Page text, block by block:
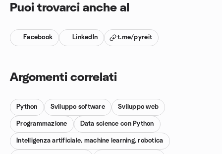
Puoi trovarci anche al
Facebook LinkedIn t.me/pyreit
Argomenti correlati
Python Sviluppo software Sviluppo web
Programmazione Data science con Python
Intelligenza artificiale, machine learning, robotica